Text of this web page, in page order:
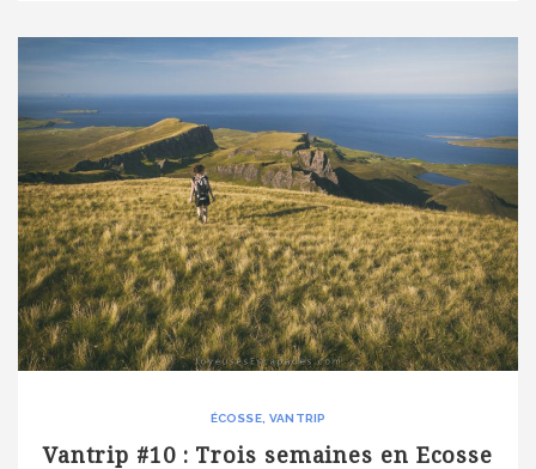
ÉCOSSE VANTRIP
Vantrip #10 : Trois semaines en Ecosse